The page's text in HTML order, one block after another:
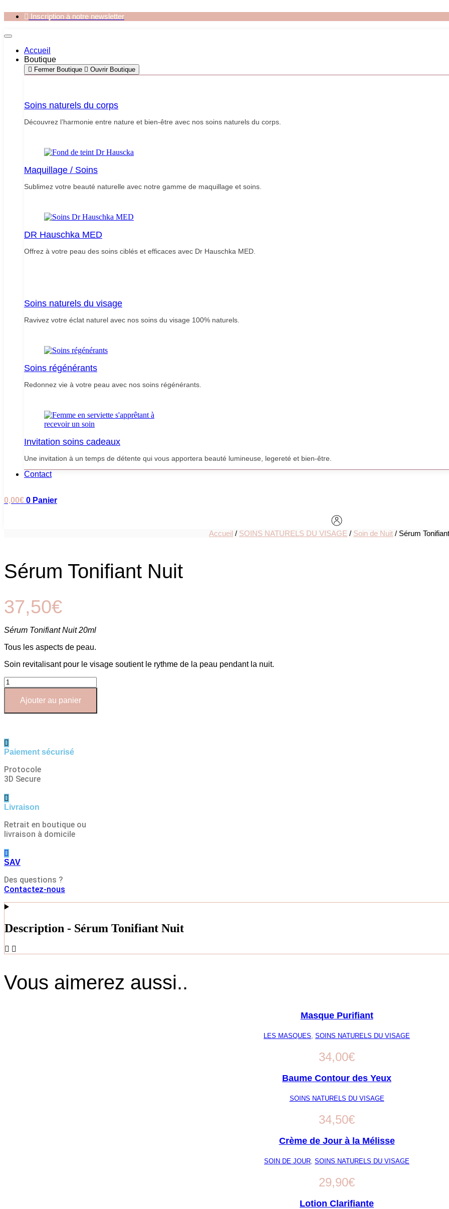
Inscription à notre newsletter
Accueil
Boutique
Fermer Boutique Ouvrir Boutique
Soins naturels du corps
Découvrez l’harmonie entre nature et bien-être avec nos soins naturels du corps.
Maquillage / Soins
Sublimez votre beauté naturelle avec notre gamme de maquillage et soins.
DR Hauschka MED
Offrez à votre peau des soins ciblés et efficaces avec Dr Hauschka MED.
Soins naturels du visage
Ravivez votre éclat naturel avec nos soins du visage 100% naturels.
Soins régénérants
Redonnez vie à votre peau avec nos soins régénérants.
Invitation soins cadeaux
Une invitation à un temps de détente qui vous apportera beauté lumineuse, legereté et bien-être.
Contact
0,00€ 0 Panier
Accueil / SOINS NATURELS DU VISAGE / Soin de Nuit / Sérum
Sérum Tonifiant Nuit
37,50€
Sérum Tonifiant Nuit 20ml
Tous les aspects de peau.
Soin revitalisant pour le visage soutient le rythme de la peau pendant la nuit.
quantité
de
SérumAjouter au panier
Paiement sécurisé
Protocole
3D Secure
Livraison
Retrait en boutique ou
livraison à domicile
SAV
Des questions ?
Contactez-nous
Description - Sérum Tonifiant Nuit
Vous aimerez aussi..
Masque Purifiant
LES MASQUES SOINS NATURELS DU VISAGE
34,00€
Baume Contour des Yeux
SOINS NATURELS DU VISAGE
34,50€
Crème de Jour à la Mélisse
SOIN DE JOUR SOINS NATURELS DU VISAGE
29,90€
Lotion Clarifiante